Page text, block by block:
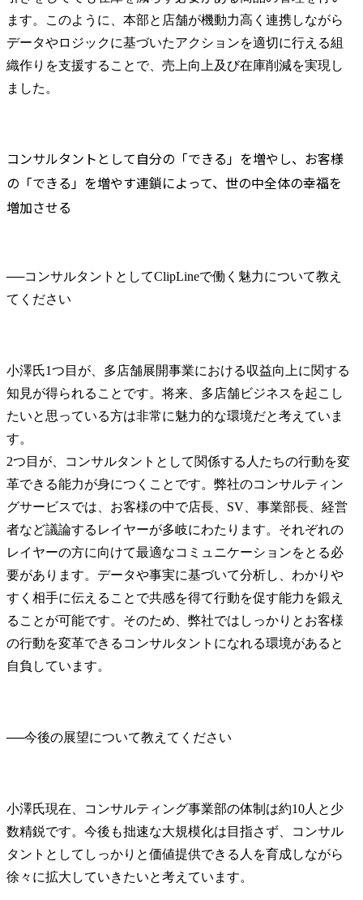
ます。このように、本部と店舗が機動力高く連携しながら
データやロジックに基づいたアクションを適切に行える組
織作りを支援することで、売上向上及び在庫削減を実現し
ました。
コンサルタントとして自分の「できる」を増やし、お客様
の「できる」を増やす連鎖によって、世の中全体の幸福を
増加させる
──コンサルタントとしてClipLineで働く魅力について教え
小澤氏1つ目が、多店舗展開事業における収益向上に関する
知見が得られることです。将来、多店舗ビジネスを起こし
たいと思っている方は非常に魅力的な環境だと考えていま
す。
2つ目が、コンサルタントとして関係する人たちの行動を変
革できる能力が身につくことです。弊社のコンサルティン
グサービスでは、お客様の中で店長、SV、事業部長、経営
者など議論するレイヤーが多岐にわたります。それぞれの
レイヤーの方に向けて最適なコミュニケーションをとる必
要があります。データや事実に基づいて分析し、わかりや
すく相手に伝えることで共感を得て行動を促す能力を鍛え
ることが可能です。そのため、弊社ではしっかりとお客様
の行動を変革できるコンサルタントになれる環境があると
自負しています。
──
小澤氏現在、コンサルティング事業部の体制は約10人と少
数精鋭です。今後も拙速な大規模化は目指さず、コンサル
タントとしてしっかりと価値提供できる人を育成しながら
徐々に拡大していきたいと考えています。